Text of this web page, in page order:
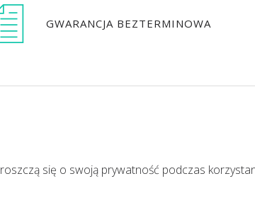
GWARANCJA BEZTERMINOWA
się o swoją prywatność podczas